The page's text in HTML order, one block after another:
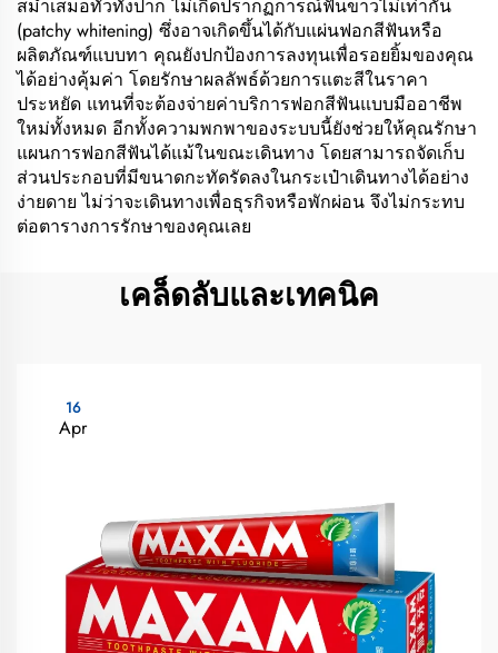
สม่ำเสมอทั่วทั้งปาก ไม่เกิดปรากฏการณ์ฟันขาวไม่เท่ากัน
(patchy whitening) ซึ่งอาจเกิดขึ้นได้กับแผ่นฟอกสีฟันหรือ
ผลิตภัณฑ์แบบทา คุณยังปกป้องการลงทุนเพื่อรอยยิ้มของคุณ
ได้อย่างคุ้มค่า โดยรักษาผลลัพธ์ด้วยการแตะสีในราคา
ประหยัด แทนที่จะต้องจ่ายค่าบริการฟอกสีฟันแบบมืออาชีพ
ใหม่ทั้งหมด อีกทั้งความพกพาของระบบนี้ยังช่วยให้คุณรักษา
แผนการฟอกสีฟันได้แม้ในขณะเดินทาง โดยสามารถจัดเก็บ
ส่วนประกอบที่มีขนาดกะทัดรัดลงในกระเป๋าเดินทางได้อย่าง
ง่ายดาย ไม่ว่าจะเดินทางเพื่อธุรกิจหรือพักผ่อน จึงไม่กระทบ
ต่อตารางการรักษาของคุณเลย
เคล็ดลับและเทคนิค
16
Apr